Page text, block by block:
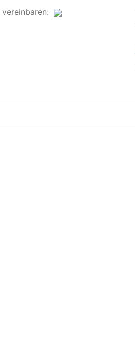
vereinbaren: